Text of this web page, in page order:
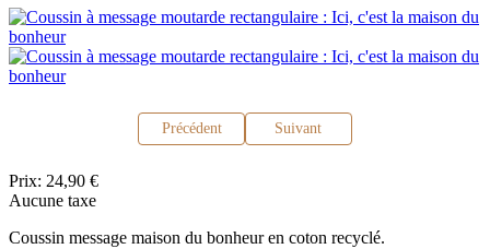
Précédent Suivant
Prix: 24,90 €
Aucune taxe
Coussin message maison du bonheur en coton recyclé.